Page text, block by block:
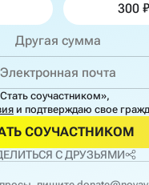
300
соучастником»,
и подтверждаю свое
СОУЧАСТНИКОМ
С ДРУЗЬЯМИ